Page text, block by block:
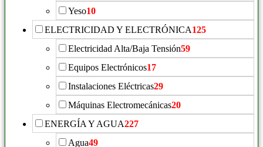
Yeso10
ELECTRICIDAD Y ELECTRÓNICA125
Electricidad Alta/Baja Tensión59
Equipos Electrónicos17
Instalaciones Eléctricas29
Máquinas Electromecánicas20
ENERGÍA Y AGUA227
Agua49